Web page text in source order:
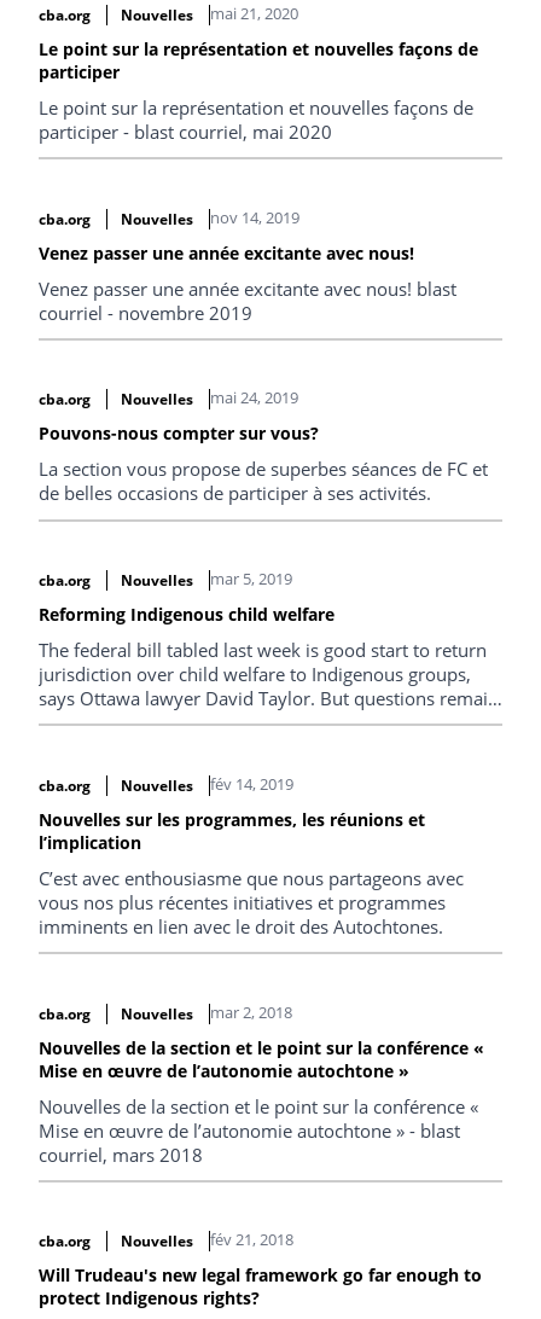
cba.org Nouvelles mai 21, 2020
Le point sur la représentation et nouvelles façons de
participer
Le point sur la représentation et nouvelles façons de
participer - blast courriel, mai 2020
cba.org Nouvelles nov 14, 2019
Venez passer une année excitante avec nous!
Venez passer une année excitante avec nous! blast
courriel - novembre 2019
cba.org Nouvelles mai 24, 2019
Pouvons-nous compter sur vous?
La section vous propose de superbes séances de FC et
de belles occasions de participer à ses activités.
cba.org Nouvelles mar 5, 2019
Reforming Indigenous child welfare
The federal bill tabled last week is good start to return
jurisdiction over child welfare to Indigenous groups,
says Ottawa lawyer David Taylor. But questions remain
about ensuring that proper funding follows (disponible
cba.org Nouvelles fév 14, 2019
Nouvelles sur les programmes, les réunions et
l’implication
C’est avec enthousiasme que nous partageons avec
vous nos plus récentes initiatives et programmes
imminents en lien avec le droit des Autochtones.
cba.org Nouvelles mar 2, 2018
Nouvelles de la section et le point sur la conférence «
Mise en œuvre de l’autonomie autochtone »
Nouvelles de la section et le point sur la conférence «
Mise en œuvre de l’autonomie autochtone » - blast
courriel, mars 2018
cba.org Nouvelles fév 21, 2018
Will Trudeau's new legal framework go far enough to
protect Indigenous rights?